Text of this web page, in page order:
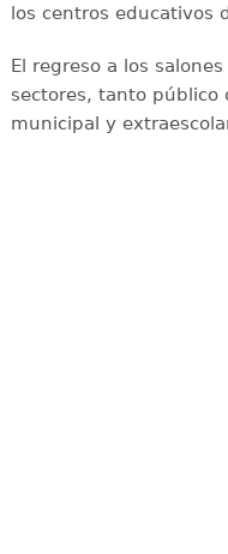
los centros educativos
El regreso a los
sectores, tanto público
municipal y